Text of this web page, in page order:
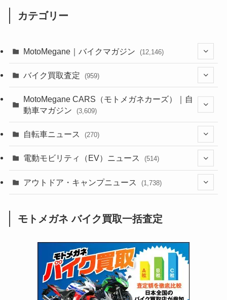
カテゴリー
MotoMegane｜バイクマガジン (12,146)
(44)
(640)
(118)
(60)
(31)
(51)
(34)
(5)
(252)
(38)
(24)
(16)
(25)
(24)
(249)
(64)
(16)
(62)
(4)
(306)
(6,963)
(2,474)
(249)
(1,226)
(12)
(131)
(38)
(167)
(85)
(171)
(66)
(16)
(141)
(255)
(1,143)
(166)
(23)
(33)
(415)
(16)
バイク買取査定 (959)
(352)
MotoMegane CARS（モトメガネカーズ）｜自
動車マガジン
(3,609)
(187)
(137)
(75)
(2,744)
(126)
(170)
自転車ニュース (270)
(54)
(211)
電動モビリティ（EV）ニュース (514)
(132)
(171)
(118)
(27)
アウトドア・キャンプニュース (1,738)
(1,605)
(147)
(13)
モトメガネ バイク買取一括査定